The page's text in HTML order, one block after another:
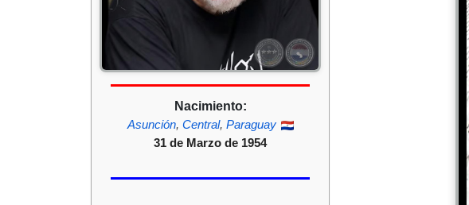
Nacimiento:
Asunción, Central, Paraguay
31 de Marzo de 1954